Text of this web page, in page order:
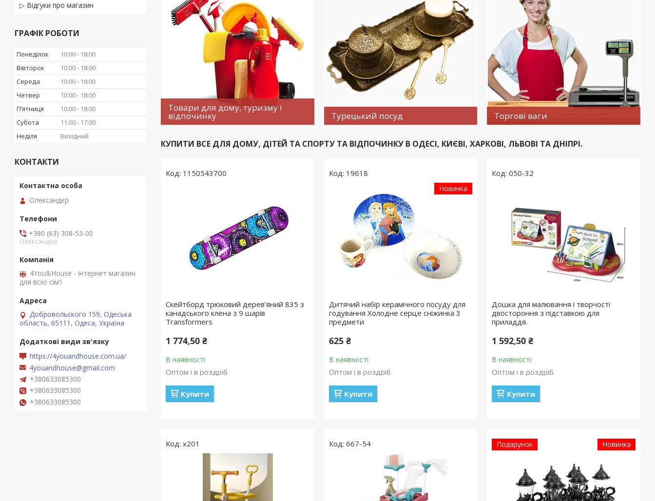
Товари для дому, туризму і
відпочинку Турецький посуд Торгові ваги
КУПИТИ ВСЕ ДЛЯ ДОМУ, ДІТЕЙ ТА СПОРТУ ТА ВІДПОЧИНКУ В ОДЕСІ, КИЄВІ, ХАРКОВІ, ЛЬВОВІ ТА ДНІПРІ.
1150543700
Скейтборд трюковий дерев'яний 835 з
канадського клена з 9 шарів
Transformers
1 774,50 ₴
В наявності
Оптом і в роздріб
Купити
19618
Новинка
Дитячий набір керамічного посуду для
годування Холодне серце сніжинка 3
предмети
625 ₴
В наявності
Оптом і в роздріб
Купити
050-32
Дошка для малювання і творчості
двостороння з підставкою для
приладдя.
1 592,50 ₴
В наявності
Оптом і в роздріб
Купити
х201 667-54 Новинка
Подарунок
▷ Відгуки про магазин
ГРАФІК РОБОТИ
Понеділок 10:00
18:00
Вівторок
10:00
18:00
Середа
10:00
18:00
Четвер
10:00
18:00
Пʼятниця
10:00
18:00
Субота
11:00
17:00
Неділя
Вихідний
КОНТАКТИ
Олександер
+380 (63) 308-53-00
Олександер
4You&House - інтернет магазин
для всієї сім'ї
Добровольского 159, Одеська
область, 65111, Одеса, Україна
https://4youandhouse.com.ua/
4youandhouse@gmail.com
+380633085300
+380633085300
+380633085300